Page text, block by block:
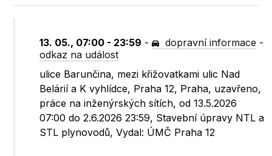
13. 05., 07:00 - 23:59 - dopravní informace -
odkaz na událost
ulice Barunčina, mezi křižovatkami ulic Nad
Belárií a K vyhlídce, Praha 12, Praha, uzavřeno,
práce na inženýrských sítích, od 13.5.2026
07:00 do 2.6.2026 23:59, Stavební úpravy NTL a
STL plynovodů, Vydal: ÚMČ Praha 12